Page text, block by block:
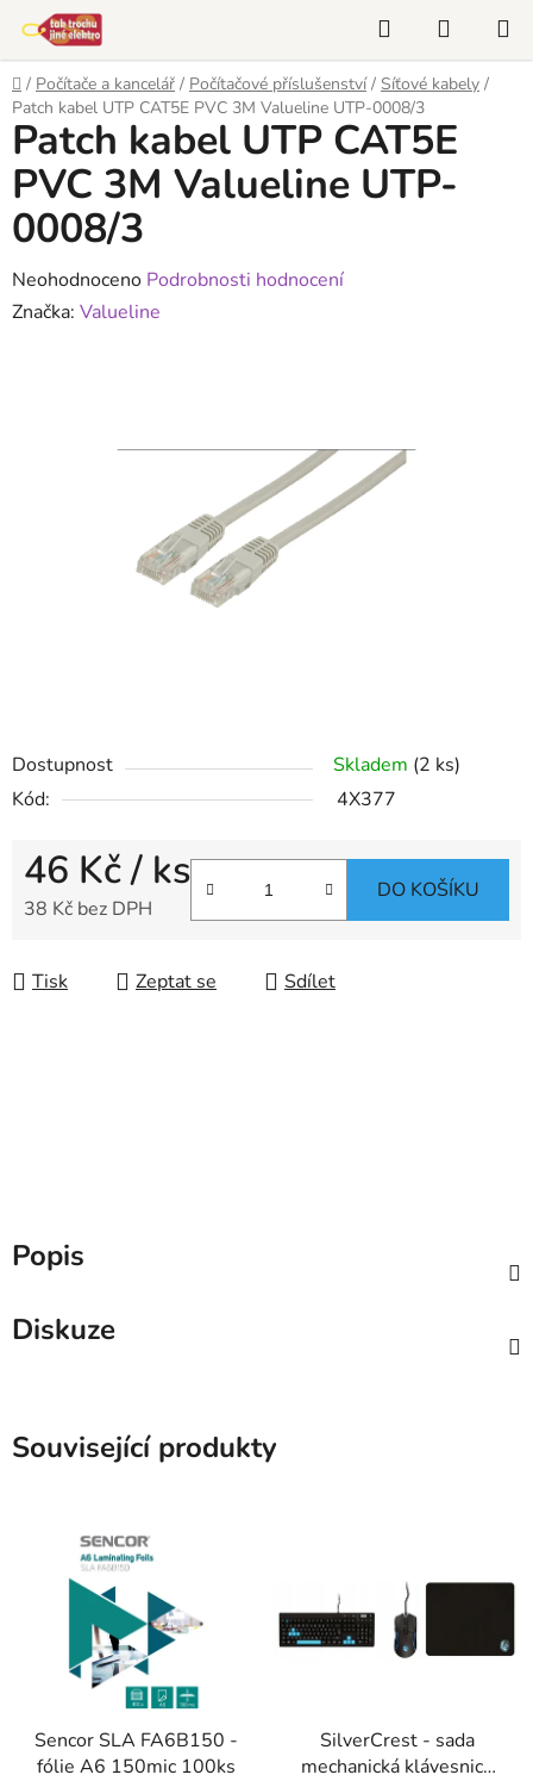
obsah
Hledat
KOŠÍK
Domů
/ Počítače a kancelář / Počítačové příslušenství / Síťové kabely /
Patch kabel UTP CAT5E PVC 3M Valueline UTP-0008/3
Dostupnost Skladem (2 ks)
Kód:
4X377
46 Kč/ ks
38 Kč bez DPH
DO KOŠÍKU
Tisk Zeptat se Sdílet
Patch kabel UTP CAT5E
PVC 3M Valueline UTP-
0008/3
Průměrné
hodnocení
Neohodnoceno Podrobnosti hodnocení
Značka: Valueline
Popis
Diskuze
Související produkty
Sencor SLA FA6B150 -
fólie A6 150mic 100ks
SilverCrest - sada
mechanická klávesnice